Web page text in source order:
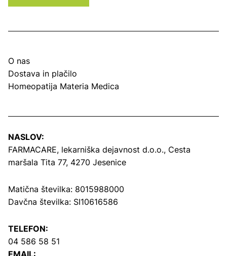
O nas
Dostava in plačilo
Homeopatija Materia Medica
NASLOV:
FARMACARE, lekarniška dejavnost d.o.o., Cesta
maršala Tita 77, 4270 Jesenice
Matična številka: 8015988000
Davčna številka: SI10616586
TELEFON:
04 586 58 51
EMAIL: